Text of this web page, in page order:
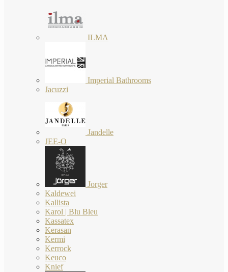
ILMA
Imperial Bathrooms
Jacuzzi
Jandelle
JEE-O
Jorger
Kaldewei
Kallista
Karol | Blu Bleu
Kassatex
Kerasan
Kermi
Kerrock
Keuco
Knief